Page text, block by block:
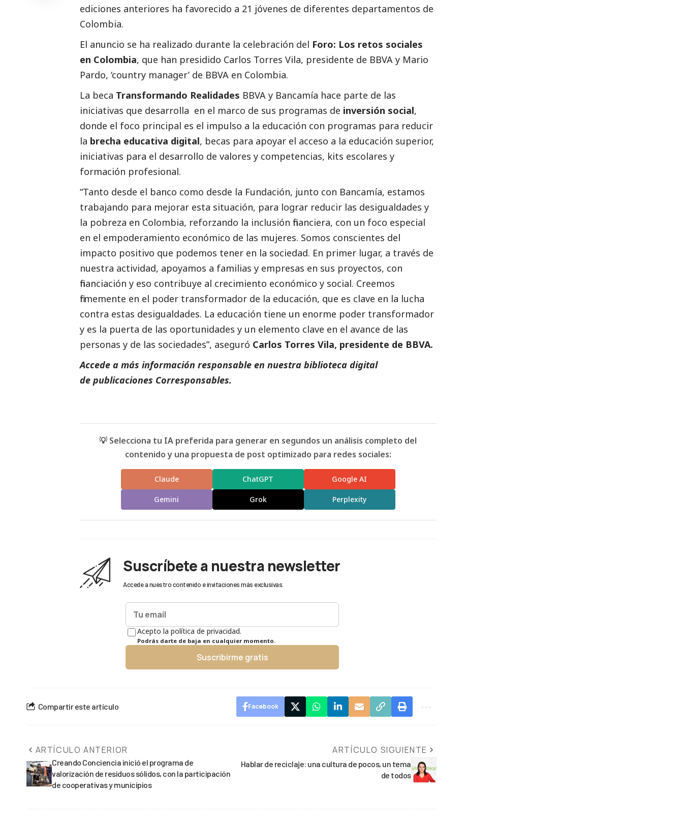
ediciones anteriores ha favorecido a 21 jóvenes de diferentes departamentos de
Colombia.
El anuncio se ha realizado durante la celebración del Foro: Los retos sociales
en Colombia, que han presidido Carlos Torres Vila, presidente de BBVA y Mario
Pardo, ‘country manager’ de BBVA en Colombia.
La beca Transformando Realidades BBVA y Bancamía hace parte de las
iniciativas que desarrolla en el marco de sus programas de inversión social,
donde el foco principal es el impulso a la educación con programas para reducir
la brecha educativa digital, becas para apoyar el acceso a la educación superior,
iniciativas para el desarrollo de valores y competencias, kits escolares y
formación profesional.
“Tanto desde el banco como desde la Fundación, junto con Bancamía, estamos
trabajando para mejorar esta situación, para lograr reducir las desigualdades y
la pobreza en Colombia, reforzando la inclusión financiera, con un foco especial
en el empoderamiento económico de las mujeres. Somos conscientes del
impacto positivo que podemos tener en la sociedad. En primer lugar, a través de
nuestra actividad, apoyamos a familias y empresas en sus proyectos, con
financiación y eso contribuye al crecimiento económico y social. Creemos
firmemente en el poder transformador de la educación, que es clave en la lucha
contra estas desigualdades. La educación tiene un enorme poder transformador
y es la puerta de las oportunidades y un elemento clave en el avance de las
personas y de las sociedades”, aseguró Carlos Torres Vila, presidente de BBVA.
Accede a más información responsable en nuestra biblioteca digital
de publicaciones Corresponsables.
💡 Selecciona tu IA preferida para generar en segundos un análisis completo del
contenido y una propuesta de post optimizado para redes sociales:
Claude ChatGPT Google AI
Gemini Grok Perplexity
Suscríbete a nuestra newsletter
Accede a nuestro contenido e invitaciones más exclusivas.
Acepto la política de privacidad.
Podrás darte de baja en cualquier momento.
Suscribirme gratis
Compartir este artículo Facebook
ARTÍCULO ANTERIOR
Creando Conciencia inició el programa de
valorización de residuos sólidos, con la participación
de cooperativas y municipios
ARTÍCULO SIGUIENTE
Hablar de reciclaje: una cultura de pocos, un tema
de todos